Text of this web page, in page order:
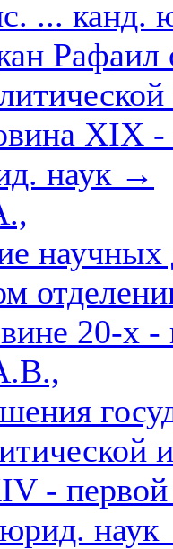
... канд.
Рафаил
XIX
наук →
20-х
-
наук